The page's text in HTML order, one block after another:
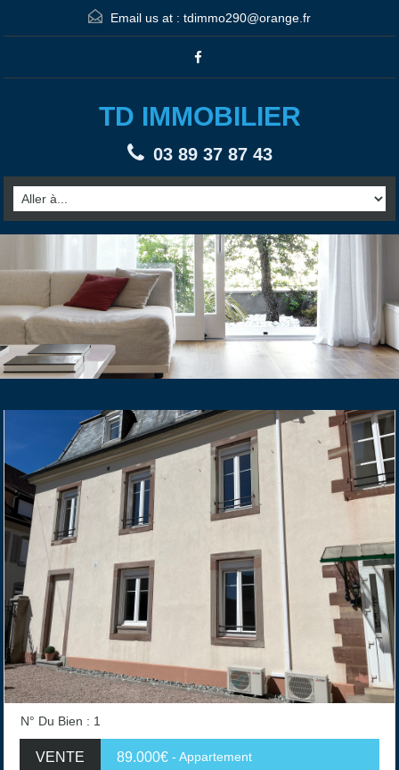
Email us at : tdimmo290@orange.fr
TD IMMOBILIER
03 89 37 87 43
N° Du Bien : 1
VENTE 89.000€ - Appartement